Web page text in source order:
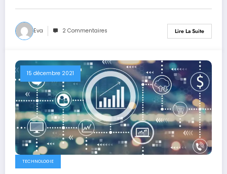
Eva 2 Commentaires Lire La Suite
15 décembre 2021
TECHNOLOGIE